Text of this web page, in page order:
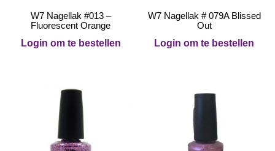
W7 Nagellak #013 –
Fluorescent Orange
Login om te bestellen
W7 Nagellak # 079A Blissed
Out
Login om te bestellen